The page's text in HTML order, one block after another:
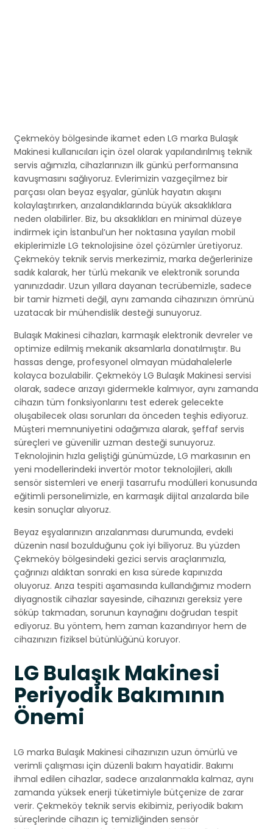
Çekmeköy bölgesinde ikamet eden LG marka Bulaşık
Makinesi kullanıcıları için özel olarak yapılandırılmış teknik
servis ağımızla, cihazlarınızın ilk günkü performansına
kavuşmasını sağlıyoruz. Evlerimizin vazgeçilmez bir
parçası olan beyaz eşyalar, günlük hayatın akışını
kolaylaştırırken, arızalandıklarında büyük aksaklıklara
neden olabilirler. Biz, bu aksaklıkları en minimal düzeye
indirmek için İstanbul’un her noktasına yayılan mobil
ekiplerimizle LG teknolojisine özel çözümler üretiyoruz.
Çekmeköy teknik servis merkezimiz, marka değerlerinize
sadık kalarak, her türlü mekanik ve elektronik sorunda
yanınızdadır. Uzun yıllara dayanan tecrübemizle, sadece
bir tamir hizmeti değil, aynı zamanda cihazınızın ömrünü
uzatacak bir mühendislik desteği sunuyoruz.
Bulaşık Makinesi cihazları, karmaşık elektronik devreler ve
optimize edilmiş mekanik aksamlarla donatılmıştır. Bu
hassas denge, profesyonel olmayan müdahalelerle
kolayca bozulabilir. Çekmeköy LG Bulaşık Makinesi servisi
olarak, sadece arızayı gidermekle kalmıyor, aynı zamanda
cihazın tüm fonksiyonlarını test ederek gelecekte
oluşabilecek olası sorunları da önceden teşhis ediyoruz.
Müşteri memnuniyetini odağımıza alarak, şeffaf servis
süreçleri ve güvenilir uzman desteği sunuyoruz.
Teknolojinin hızla geliştiği günümüzde, LG markasının en
yeni modellerindeki invertör motor teknolojileri, akıllı
sensör sistemleri ve enerji tasarrufu modülleri konusunda
eğitimli personelimizle, en karmaşık dijital arızalarda bile
kesin sonuçlar alıyoruz.
Beyaz eşyalarınızın arızalanması durumunda, evdeki
düzenin nasıl bozulduğunu çok iyi biliyoruz. Bu yüzden
Çekmeköy bölgesindeki gezici servis araçlarımızla,
çağrınızı aldıktan sonraki en kısa sürede kapınızda
oluyoruz. Arıza tespiti aşamasında kullandığımız modern
diyagnostik cihazlar sayesinde, cihazınızı gereksiz yere
söküp takmadan, sorunun kaynağını doğrudan tespit
ediyoruz. Bu yöntem, hem zaman kazandırıyor hem de
cihazınızın fiziksel bütünlüğünü koruyor.
LG Bulaşık Makinesi
Periyodik Bakımının
Önemi
LG marka Bulaşık Makinesi cihazınızın uzun ömürlü ve
verimli çalışması için düzenli bakım hayatidir. Bakımı
ihmal edilen cihazlar, sadece arızalanmakla kalmaz, aynı
zamanda yüksek enerji tüketimiyle bütçenize de zarar
verir. Çekmeköy teknik servis ekibimiz, periyodik bakım
süreçlerinde cihazın iç temizliğinden sensör